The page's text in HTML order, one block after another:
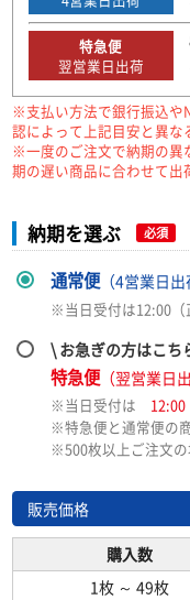
特急便
翌営業日出荷
※支払い方法で銀行振込や
認によって上記目安と異な
※一度のご注文で納期の異
期の遅い商品に合わせて出
納期を選ぶ 必須
通常便（4営業日出
※当日受付は12:00（
\ お急ぎの方はこち
特急便（翌営業日出
※当日受付は
※特急便と通常便の
※500枚以上ご注文の
販売価格
購入数
1枚 ～ 49枚